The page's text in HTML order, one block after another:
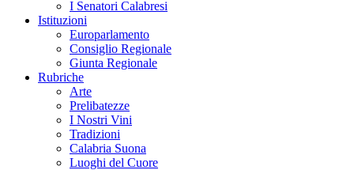
I Senatori Calabresi
Istituzioni
Europarlamento
Consiglio Regionale
Giunta Regionale
Rubriche
Arte
Prelibatezze
I Nostri Vini
Tradizioni
Calabria Suona
Luoghi del Cuore